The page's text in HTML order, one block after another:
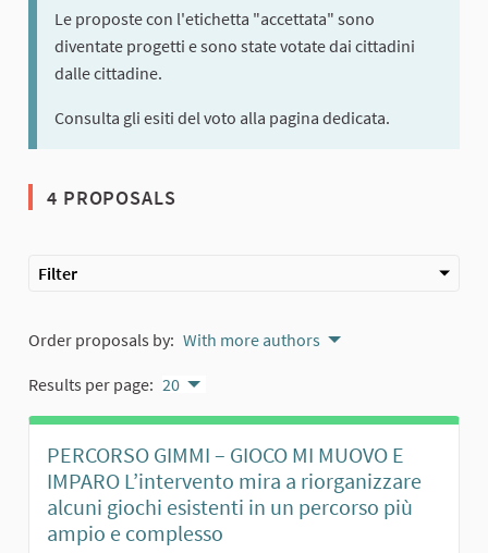
Le proposte con l'etichetta "accettata" sono
diventate progetti e sono state votate dai cittadini
dalle cittadine.
Consulta gli esiti del voto alla pagina dedicata.
4 PROPOSALS
Filter
Order proposals by: With more authors
Results per page: 20
PERCORSO GIMMI – GIOCO MI MUOVO E
IMPARO L’intervento mira a riorganizzare
alcuni giochi esistenti in un percorso più
ampio e complesso